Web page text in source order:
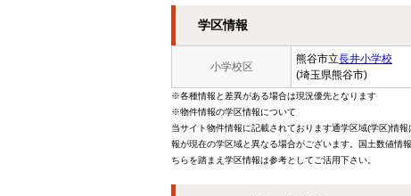
学区情報
小学校区
熊谷市立長井小学校
(埼玉県熊谷市)
※各種情報と差異がある場合は現況優先となります
※物件情報の学区情報について
当サイト物件情報に記載されております通学区域(学区)情
報が現在の学区域と異なる場合がございます。国土数値情
ちらを踏まえ学区情報は参考としてご活用下さい。